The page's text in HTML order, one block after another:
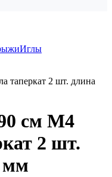
Иглы
таперкат 2 шт. длина
см М4
2 шт.
мм